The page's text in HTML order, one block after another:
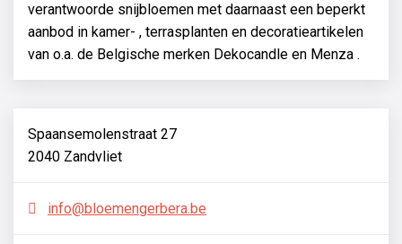
verantwoorde snijbloemen met daarnaast een beperkt
aanbod in kamer- , terrasplanten en decoratieartikelen
van o.a. de Belgische merken Dekocandle en Menza .
Spaansemolenstraat 27
2040 Zandvliet
info@bloemengerbera.be